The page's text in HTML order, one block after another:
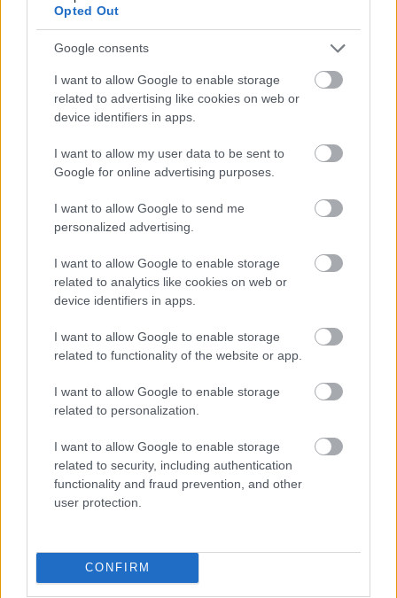
Opted Out
Google consents
I want to allow Google to enable storage
related to advertising like cookies on web or
device identifiers in apps.
I want to allow my user data to be sent to
Google for online advertising purposes.
I want to allow Google to send me
personalized advertising.
I want to allow Google to enable storage
related to analytics like cookies on web or
device identifiers in apps.
I want to allow Google to enable storage
related to functionality of the website or app.
I want to allow Google to enable storage
related to personalization.
I want to allow Google to enable storage
related to security, including authentication
functionality and fraud prevention, and other
user protection.
CONFIRM
eseteken alapulnak...